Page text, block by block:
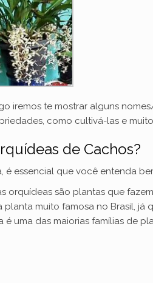
iremos te mostrar alguns
como cultivá-las e
de Cachos?
é essencial que você entenda
orquídeas são plantas que
planta muito famosa no Brasil,
é uma das maiorias famílias de